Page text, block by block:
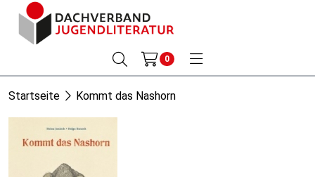
0
Startseite Kommt das Nashorn